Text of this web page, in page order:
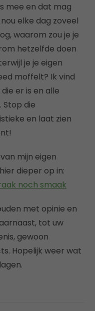
mee en dat mag
elke dag zoveel
waarom zou je je
hetzelfde doen
je je eigen
moffelt? Ik vind
er is en alle
Stop die
en laat zien
mijn eigen
dieper op in:
noch smaak
met opinie en
tot uw
gewoon
Hopelijk weer wat